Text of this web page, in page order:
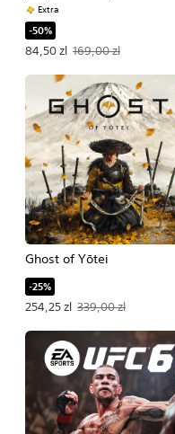
Extra
-50%
84,50 zl
Oferowana cena: 84,50 zl.
169,00 zl
Ghost of Yōtei
-25%
254,25 zl
Oferowana cena: 254,25 zl.
339,00 zl